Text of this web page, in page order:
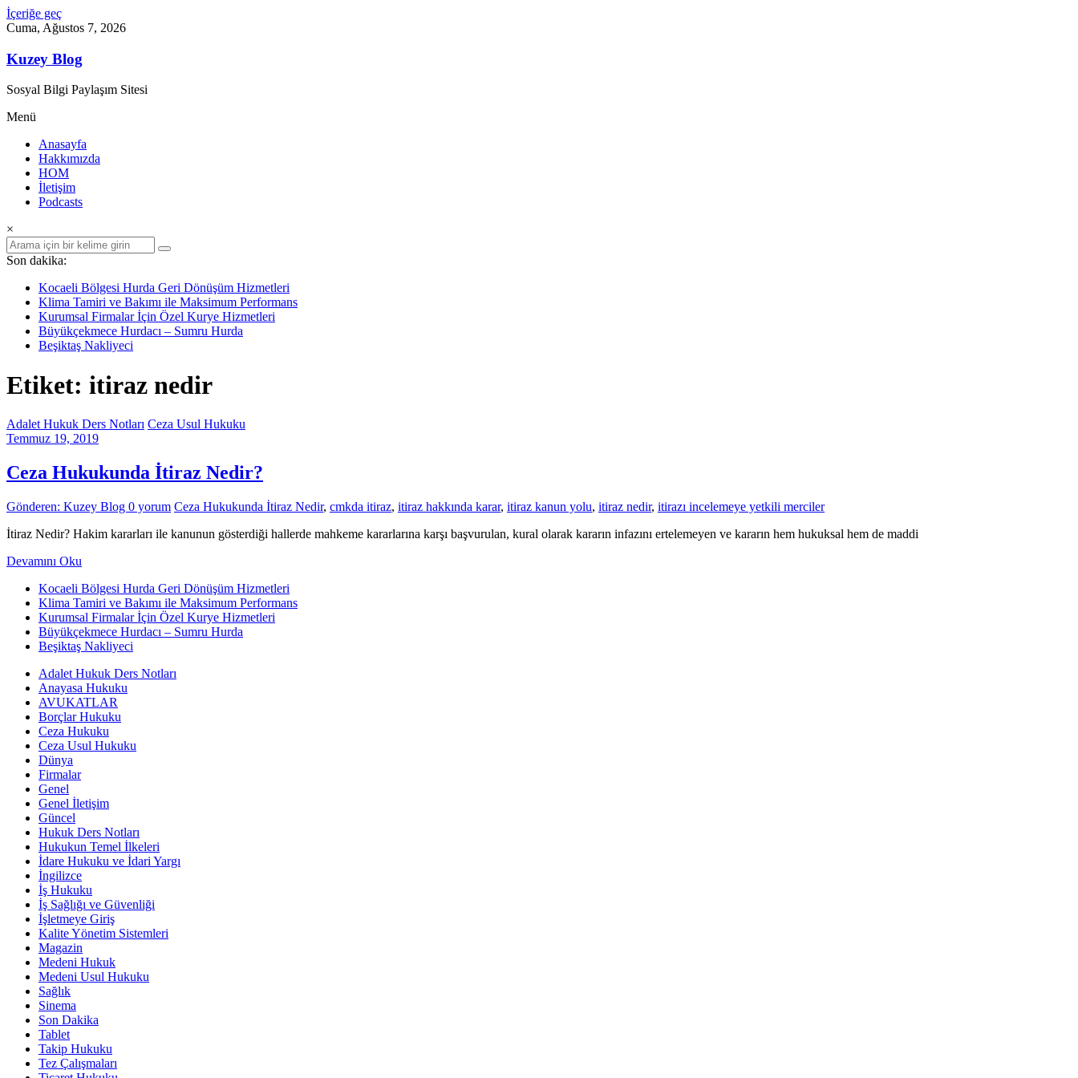
İçeriğe geç
Cuma, Ağustos 7, 2026
Kuzey Blog
Sosyal Bilgi Paylaşım Sitesi
Menü
Anasayfa
Hakkımızda
HOM
İletişim
Podcasts
×
Son dakika:
Kocaeli Bölgesi Hurda Geri Dönüşüm Hizmetleri
Klima Tamiri ve Bakımı ile Maksimum Performans
Kurumsal Firmalar İçin Özel Kurye Hizmetleri
Büyükçekmece Hurdacı – Sumru Hurda
Beşiktaş Nakliyeci
Etiket: itiraz nedir
Adalet Hukuk Ders Notları Ceza Usul Hukuku
Temmuz 19, 2019
Ceza Hukukunda İtiraz Nedir?
Gönderen: Kuzey Blog 0 yorum Ceza Hukukunda İtiraz Nedir, cmkda itiraz, itiraz hakkında karar, itiraz kanun yolu, itiraz nedir, itirazı incelemeye yetkili merciler
İtiraz Nedir? Hakim kararları ile kanunun gösterdiği hallerde mahkeme kararlarına karşı başvurulan, kural olarak kararın infazını ertelemeyen ve kararın hem hukuksal hem de maddi
Devamını Oku
Kocaeli Bölgesi Hurda Geri Dönüşüm Hizmetleri
Klima Tamiri ve Bakımı ile Maksimum Performans
Kurumsal Firmalar İçin Özel Kurye Hizmetleri
Büyükçekmece Hurdacı – Sumru Hurda
Beşiktaş Nakliyeci
Adalet Hukuk Ders Notları
Anayasa Hukuku
AVUKATLAR
Borçlar Hukuku
Ceza Hukuku
Ceza Usul Hukuku
Dünya
Firmalar
Genel
Genel İletişim
Güncel
Hukuk Ders Notları
Hukukun Temel İlkeleri
İdare Hukuku ve İdari Yargı
İngilizce
İş Hukuku
İş Sağlığı ve Güvenliği
İşletmeye Giriş
Kalite Yönetim Sistemleri
Magazin
Medeni Hukuk
Medeni Usul Hukuku
Sağlık
Sinema
Son Dakika
Tablet
Takip Hukuku
Tez Çalışmaları